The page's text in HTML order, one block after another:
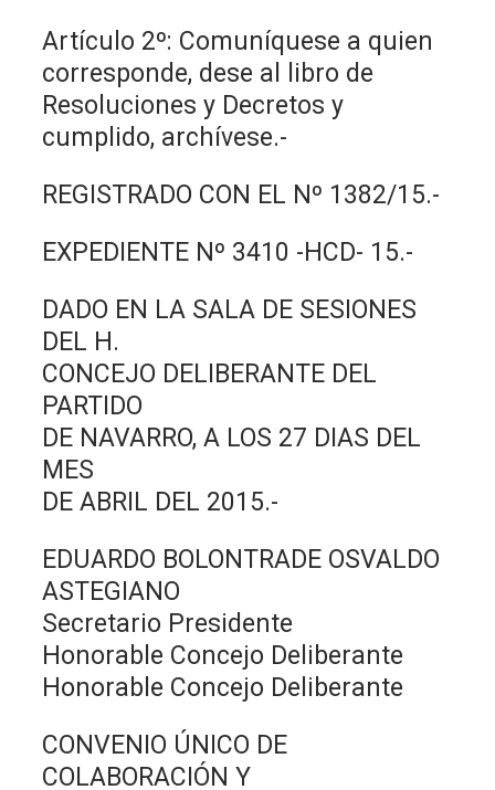
Artículo 2º: Comuníquese a quien
corresponde, dese al libro de
Resoluciones y Decretos y
cumplido, archívese.-
REGISTRADO CON EL Nº 1382/15.-
EXPEDIENTE Nº 3410 -HCD- 15.-
DADO EN LA SALA DE SESIONES
DEL H.
CONCEJO DELIBERANTE DEL
PARTIDO
DE NAVARRO, A LOS 27 DIAS DEL
MES
DE ABRIL DEL 2015.-
EDUARDO BOLONTRADE OSVALDO
ASTEGIANO
Secretario Presidente
Honorable Concejo Deliberante
Honorable Concejo Deliberante
CONVENIO ÚNICO DE
COLABORACIÓN Y